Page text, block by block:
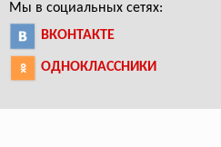
Мы в социальных сетях:
ВКОНТАКТЕ
ОДНОКЛАССНИКИ